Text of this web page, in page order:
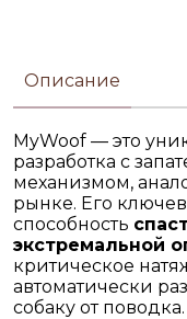
Описание
MyWoof — это
разработка с
механизмом,
рынке. Его
способность
экстремальной
критическое
автоматически
собаку от поводка.